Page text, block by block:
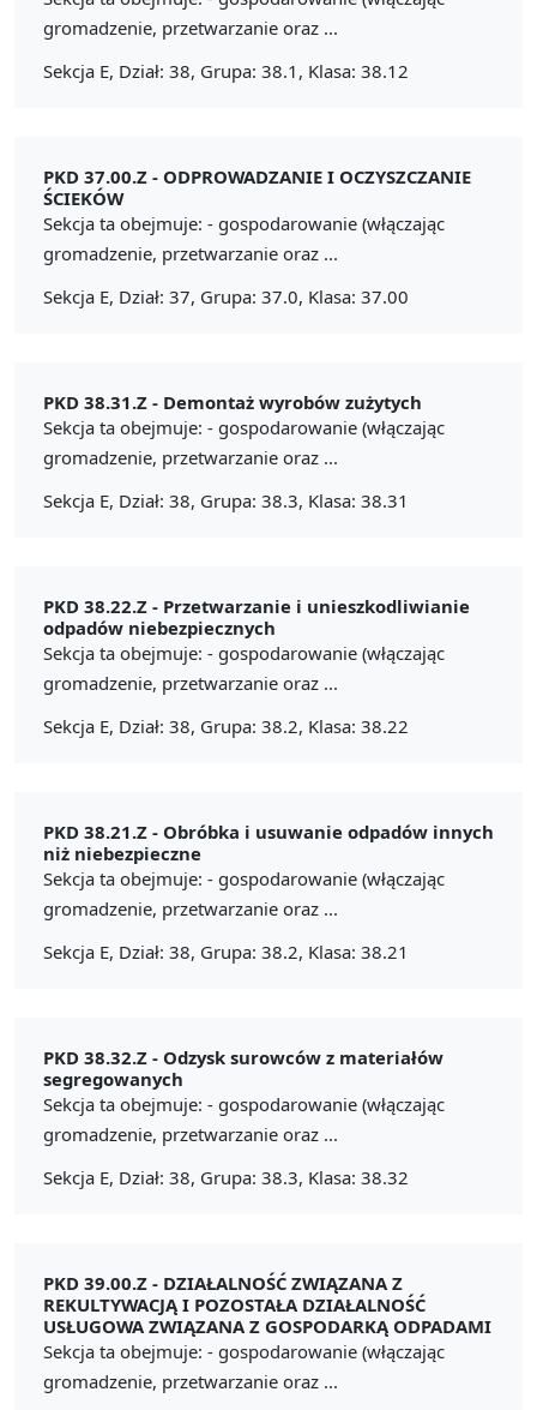
gromadzenie, przetwarzanie oraz ...
Sekcja E, Dział: 38, Grupa: 38.1, Klasa: 38.12
PKD 37.00.Z - ODPROWADZANIE I OCZYSZCZANIE
ŚCIEKÓW
Sekcja ta obejmuje: - gospodarowanie (włączając
gromadzenie, przetwarzanie oraz ...
Sekcja E, Dział: 37, Grupa: 37.0, Klasa: 37.00
PKD 38.31.Z - Demontaż wyrobów zużytych
Sekcja ta obejmuje: - gospodarowanie (włączając
gromadzenie, przetwarzanie oraz ...
Sekcja E, Dział: 38, Grupa: 38.3, Klasa: 38.31
PKD 38.22.Z - Przetwarzanie i unieszkodliwianie
odpadów niebezpiecznych
Sekcja ta obejmuje: - gospodarowanie (włączając
gromadzenie, przetwarzanie oraz ...
Sekcja E, Dział: 38, Grupa: 38.2, Klasa: 38.22
PKD 38.21.Z - Obróbka i usuwanie odpadów innych
niż niebezpieczne
Sekcja ta obejmuje: - gospodarowanie (włączając
gromadzenie, przetwarzanie oraz ...
Sekcja E, Dział: 38, Grupa: 38.2, Klasa: 38.21
PKD 38.32.Z - Odzysk surowców z materiałów
segregowanych
Sekcja ta obejmuje: - gospodarowanie (włączając
gromadzenie, przetwarzanie oraz ...
Sekcja E, Dział: 38, Grupa: 38.3, Klasa: 38.32
PKD 39.00.Z - DZIAŁALNOŚĆ ZWIĄZANA Z
REKULTYWACJĄ I POZOSTAŁA DZIAŁALNOŚĆ
USŁUGOWA ZWIĄZANA Z GOSPODARKĄ ODPADAMI
Sekcja ta obejmuje: - gospodarowanie (włączając
gromadzenie, przetwarzanie oraz ...